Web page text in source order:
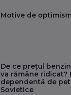
Motive de
De ce prețul
va rămâne ridicat?
dependentă de
Sovietice